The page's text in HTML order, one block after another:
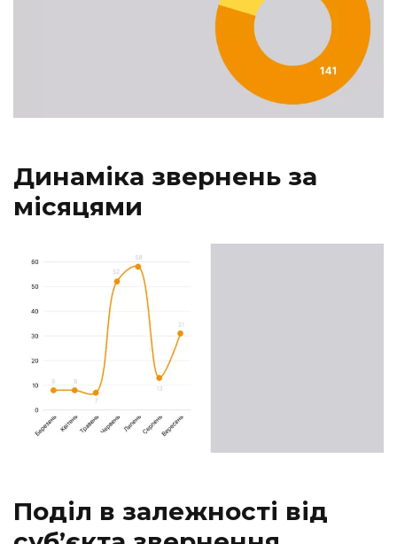
Динаміка звернень за
місяцями
Поділ в залежності від